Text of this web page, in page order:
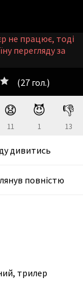
😧
11
😈
1
👎
13
дивитись
повністю
, трилер
(27 гол.)
не працює, тоді
перегляду за